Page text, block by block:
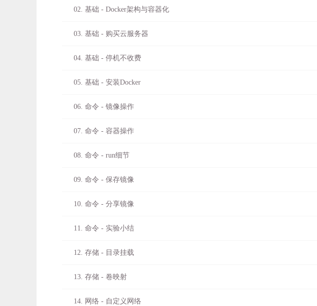
02. 基础 - Docker架构与容器化
03. 基础 - 购买云服务器
04. 基础 - 停机不收费
05. 基础 - 安装Docker
06. 命令 - 镜像操作
07. 命令 - 容器操作
08. 命令 - run细节
09. 命令 - 保存镜像
10. 命令 - 分享镜像
11. 命令 - 实验小结
12. 存储 - 目录挂载
13. 存储 - 卷映射
14. 网络 - 自定义网络